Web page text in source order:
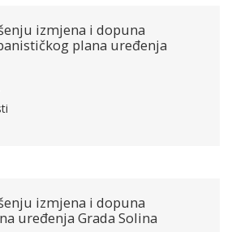
izmjena i dopuna
plana uređenja
izmjena i dopuna
uređenja Grada Solina